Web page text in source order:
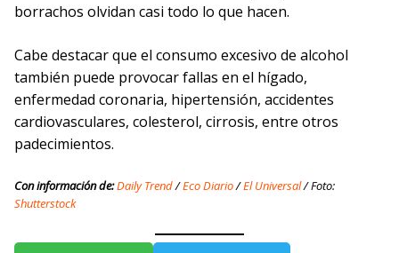
borrachos olvidan casi todo lo que hacen.
Cabe destacar que el consumo excesivo de alcohol
también puede provocar fallas en el hígado,
enfermedad coronaria, hipertensión, accidentes
cardiovasculares, colesterol, cirrosis, entre otros
padecimientos.
Con información de:Daily Trend/Eco Diario/El Universal/ Foto:
Shutterstock